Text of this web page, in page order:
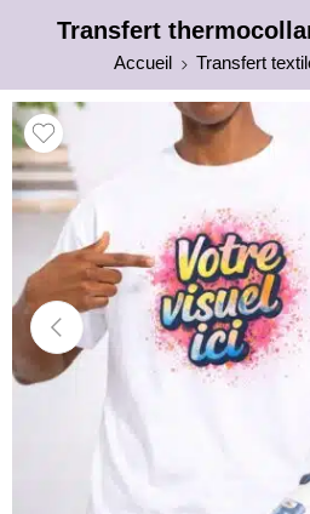
Transfert
Accueil Transfert